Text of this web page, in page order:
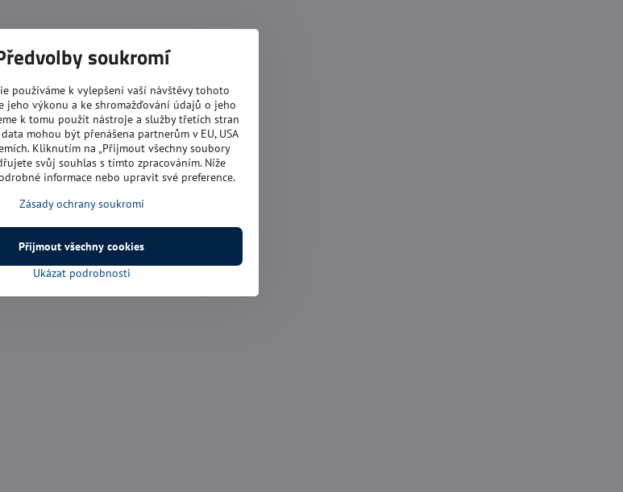
a sáním
soukromí
používáme k vylepšení vaší návštěvy tohoto
jeho výkonu a ke shromažďování údajů o jeho
k tomu použít nástroje a služby třetích stran
mohou být přenášena partnerům v EU, USA
Kliknutím na „Přijmout všechny soubory
svůj souhlas s tímto zpracováním. Níže
informace nebo upravit své preference.
Zásady ochrany soukromí
Ukázat podrobnosti
Přijmout všechny cookies